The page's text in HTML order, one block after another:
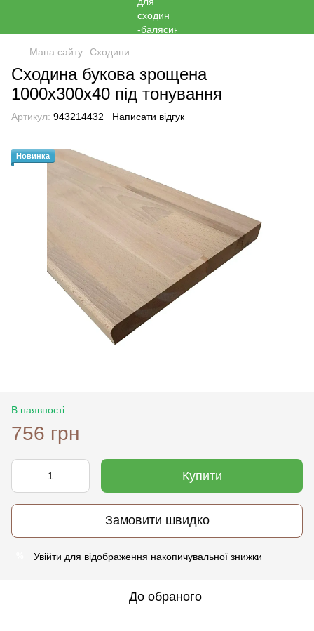
Мапа сайту Сходини
Сходина букова зрощена
1000х300х40 під тонування
Артикул: 943214432 Написати відгук
Новинка
В наявності
756 грн
Купити
Замовити швидко
Увійти для відображення накопичувальної знижки
До обраного